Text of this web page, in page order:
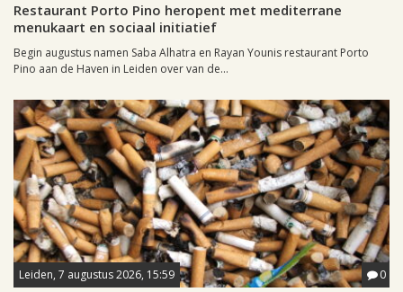
Restaurant Porto Pino heropent met mediterrane
menukaart en sociaal initiatief
Begin augustus namen Saba Alhatra en Rayan Younis restaurant Porto
Pino aan de Haven in Leiden over van de...
Leiden, 7 augustus 2026, 15:59 0